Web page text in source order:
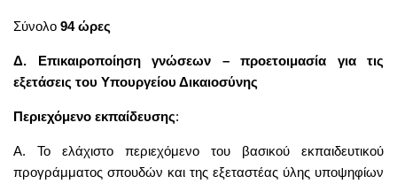
Σύνολο 94 ώρες
Δ. Επικαιροποίηση γνώσεων – προετοιμασία για τις
εξετάσεις του Υπουργείου Δικαιοσύνης
Περιεχόμενο εκπαίδευσης:
Α. Το ελάχιστο περιεχόμενο του βασικού εκπαιδευτικού
προγράμματος σπουδών και της εξεταστέας ύλης υποψηφίων